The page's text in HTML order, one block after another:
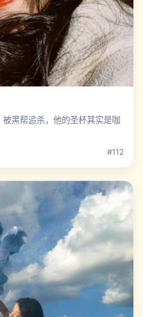
黑帮追杀，他的圣杯其实是咖
#112